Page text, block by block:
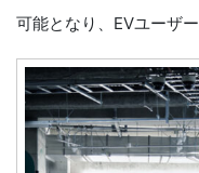
可能となり、EVユーザ